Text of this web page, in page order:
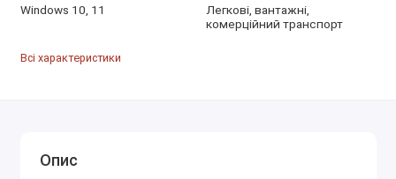
Windows 10, 11
Легкові, вантажні,
комерційний транспорт
Всі характеристики
Опис